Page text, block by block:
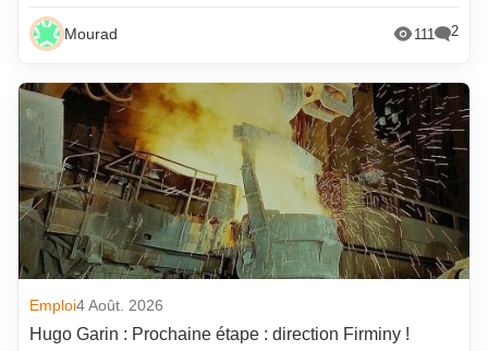
Mourad 111 2
Emploi4 Août. 2026
Hugo Garin : Prochaine étape : direction Firminy !